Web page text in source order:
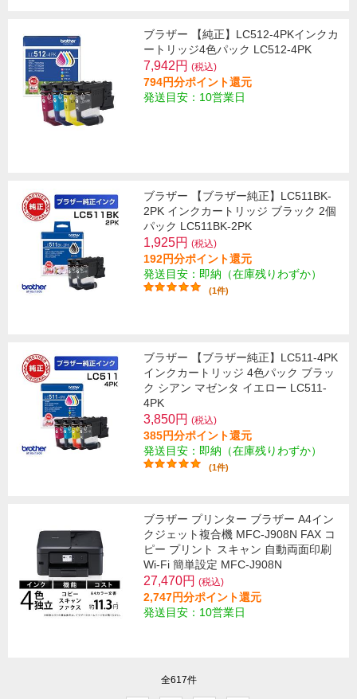
ブラザー 【純正】LC512-4PKインクカ
ートリッジ4色パック LC512-4PK
7,942円 (税込)
794円分ポイント還元
発送目安：10営業日
ブラザー 【ブラザー純正】LC511BK-
2PK インクカートリッジ ブラック 2個
パック LC511BK-2PK
1,925円 (税込)
192円分ポイント還元
発送目安：即納（在庫残りわずか）
(1件)
ブラザー 【ブラザー純正】LC511-4PK
インクカートリッジ 4色パック ブラッ
ク シアン マゼンタ イエロー LC511-
4PK
3,850円 (税込)
385円分ポイント還元
発送目安：即納（在庫残りわずか）
(1件)
ブラザー プリンター ブラザー A4イン
クジェット複合機 MFC-J908N FAX コ
ピー プリント スキャン 自動両面印刷
Wi-Fi 簡単設定 MFC-J908N
27,470円 (税込)
2,747円分ポイント還元
発送目安：10営業日
全617件